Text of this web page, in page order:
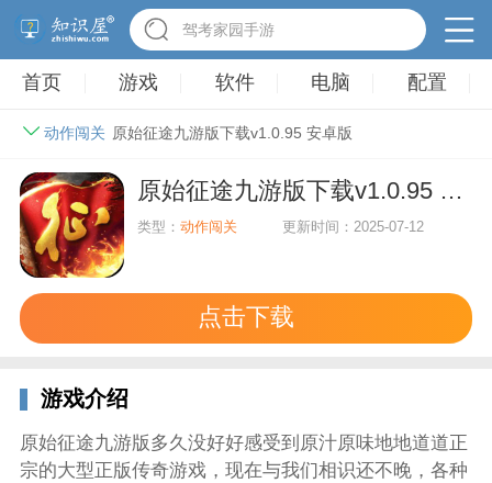
驾考家园手游
首页 游戏 软件 电脑 配置
动作闯关 原始征途九游版下载v1.0.95 安卓版
原始征途九游版下载v1.0.95 安卓版
类型：动作闯关 更新时间：2025-07-12
点击下载
游戏介绍
原始征途九游版多久没好好感受到原汁原味地地道道正
宗的大型正版传奇游戏，现在与我们相识还不晚，各种